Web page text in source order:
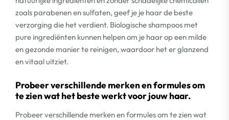
zoals parabenen en sulfaten, geef je je haar de beste
verzorging die het verdient. Biologische shampoos met
pure ingrediënten kunnen helpen om je haar op een milde
en gezonde manier te reinigen, waardoor het er glanzend
en vitaal uitziet.
Probeer verschillende merken en formules om
te zien wat het beste werkt voor jouw haar.
Probeer verschillende merken en formules om te zien wat